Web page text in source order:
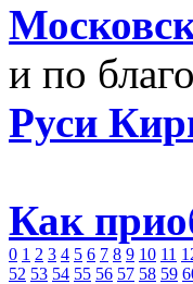
и по
Руси
Как
0 1 2 3 4 5 6 7 8 9 10 11
52 53 54 55 56 57 58 59